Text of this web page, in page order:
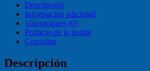
Descripción
Información adicional
Valoraciones (0)
Políticas de la tienda
Consultas
Descripción